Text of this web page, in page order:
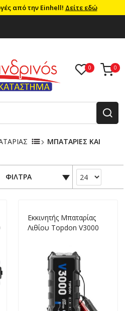
από την Einhell! Δείτε εδώ
ΜΠΑΤΑΡΙΕΣ ΚΑΙ
ΦΙΛΤΡΑ
Εκκινητής Μπαταρίας
Λιθίου Topdon V3000